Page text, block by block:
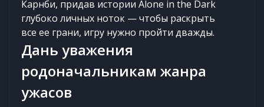
Карнби, придав истории Alone in the Dark
глубоко личных ноток — чтобы раскрыть
все ее грани, игру нужно пройти дважды.
Дань уважения
родоначальникам жанра
ужасов